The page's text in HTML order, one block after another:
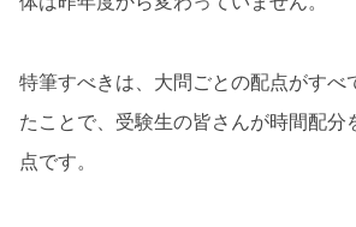
特筆すべきは、大問ごとの配点がすべ
たことで、受験生の皆さんが時間配分
点です。